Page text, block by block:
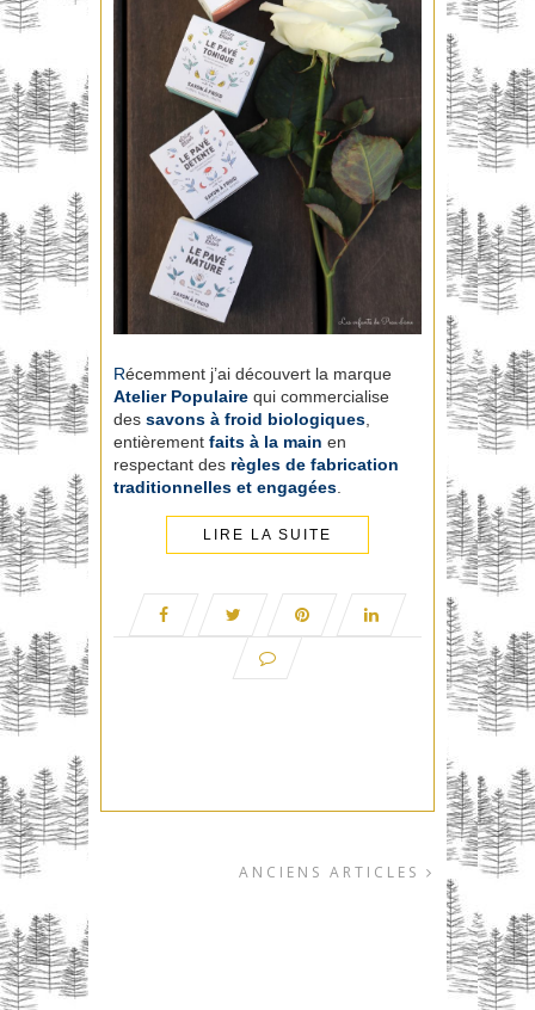
Récemment j’ai découvert la marque
Atelier Populaire qui commercialise
des savons à froid biologiques
entièrement faits à la main en
respectant des règles de fabrication
traditionnelles et engagées
LIRE LA SUITE
ANCIENS ARTICLES